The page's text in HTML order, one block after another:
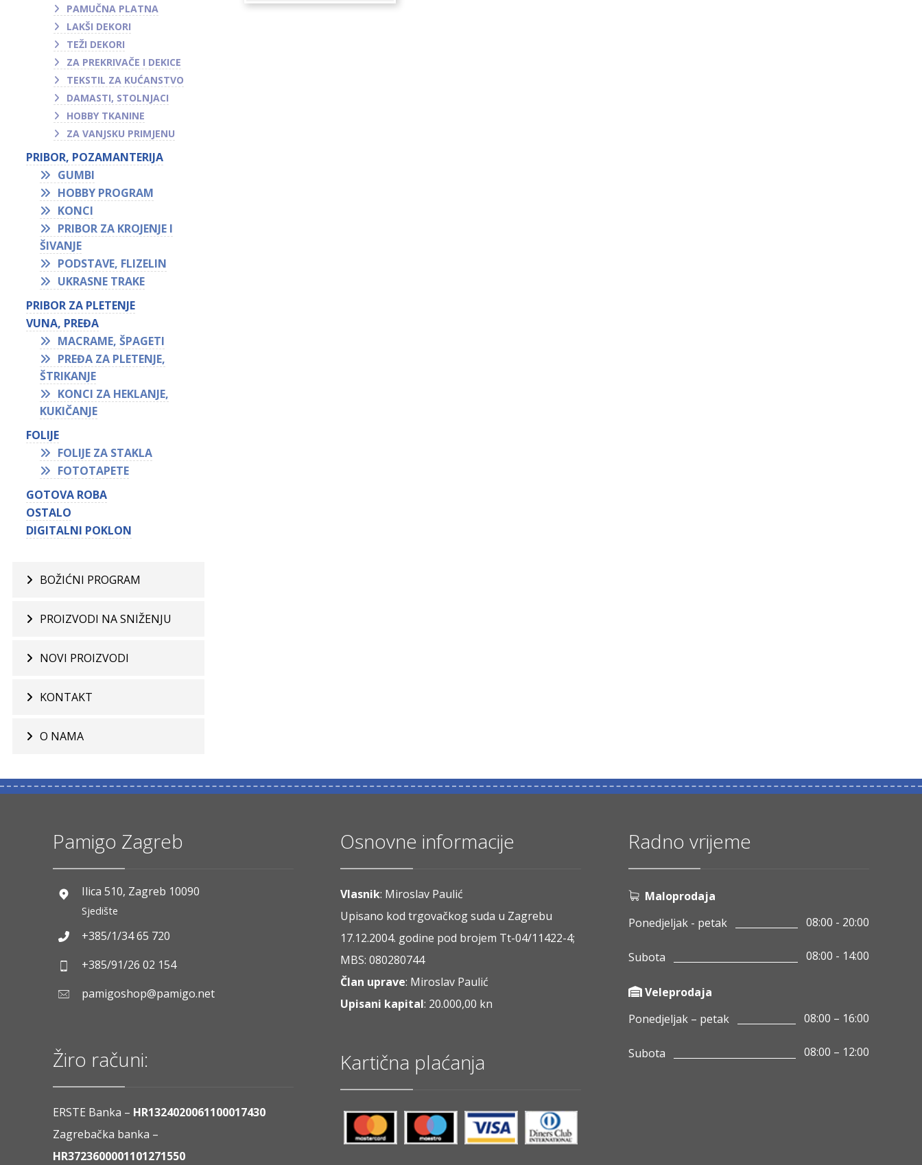
PAMUČNA PLATNA
LAKŠI DEKORI
TEŽI DEKORI
ZA PREKRIVAČE I DEKICE
TEKSTIL ZA KUĆANSTVO
DAMASTI, STOLNJACI
HOBBY TKANINE
ZA VANJSKU PRIMJENU
PRIBOR, POZAMANTERIJA
GUMBI
HOBBY PROGRAM
KONCI
PRIBOR ZA KROJENJE I
ŠIVANJE
PODSTAVE, FLIZELIN
UKRASNE TRAKE
PRIBOR ZA PLETENJE
VUNA, PREĐA
MACRAME, ŠPAGETI
PREĐA ZA PLETENJE,
ŠTRIKANJE
KONCI ZA HEKLANJE,
KUKIČANJE
FOLIJE
FOLIJE ZA STAKLA
FOTOTAPETE
GOTOVA ROBA
OSTALO
DIGITALNI POKLON
BOŽIĆNI PROGRAM
PROIZVODI NA SNIŽENJU
NOVI PROIZVODI
KONTAKT
O NAMA
Pamigo Zagreb
Ilica 510, Zagreb 10090
Sjedište
+385/1/34 65 720
+385/91/26 02 154
pamigoshop@pamigo.net
Žiro računi:
ERSTE Banka – HR1324020061100017430
Zagrebačka banka –
HR3723600001101271550
Osnovne informacije
Vlasnik: Miroslav Paulić
Upisano kod trgovačkog suda u Zagrebu
17.12.2004. godine pod brojem Tt-04/11422-4;
MBS: 080280744
Član uprave: Miroslav Paulić
Upisani kapital: 20.000,00 kn
Kartična plaćanja
Radno vrijeme
Maloprodaja
Ponedjeljak - petak
08:00 - 20:00
Subota 08:00 - 14:00
Veleprodaja
Ponedjeljak – petak
08:00 – 16:00
Subota 08:00 – 12:00